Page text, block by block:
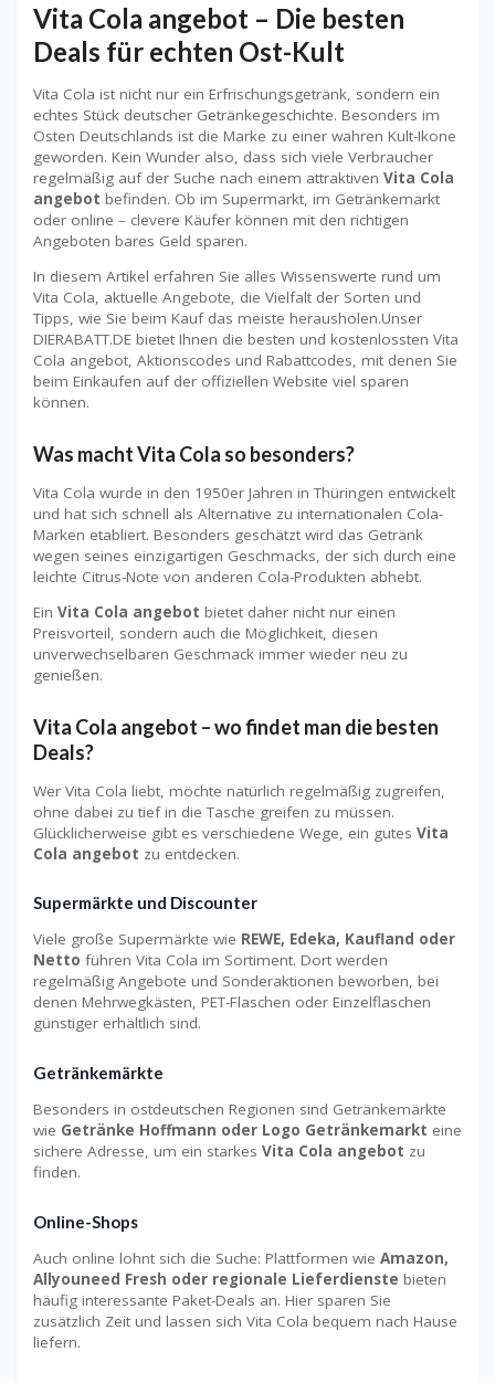
Vita Cola angebot – Die besten
Deals für echten Ost-Kult
Vita Cola ist nicht nur ein Erfrischungsgetränk, sondern ein
echtes Stück deutscher Getränkegeschichte. Besonders im
Osten Deutschlands ist die Marke zu einer wahren Kult-Ikone
geworden. Kein Wunder also, dass sich viele Verbraucher
regelmäßig auf der Suche nach einem attraktiven Vita Cola
angebot befinden. Ob im Supermarkt, im Getränkemarkt
oder online – clevere Käufer können mit den richtigen
Angeboten bares Geld sparen.
In diesem Artikel erfahren Sie alles Wissenswerte rund um
Vita Cola, aktuelle Angebote, die Vielfalt der Sorten und
Tipps, wie Sie beim Kauf das meiste herausholen.Unser
DIERABATT.DE bietet Ihnen die besten und kostenlossten Vita
Cola angebot, Aktionscodes und Rabattcodes, mit denen Sie
beim Einkaufen auf der offiziellen Website viel sparen
können.
Was macht Vita Cola so besonders?
Vita Cola wurde in den 1950er Jahren in Thüringen entwickelt
und hat sich schnell als Alternative zu internationalen Cola-
Marken etabliert. Besonders geschätzt wird das Getränk
wegen seines einzigartigen Geschmacks, der sich durch eine
leichte Citrus-Note von anderen Cola-Produkten abhebt.
Ein Vita Cola angebot bietet daher nicht nur einen
Preisvorteil, sondern auch die Möglichkeit, diesen
unverwechselbaren Geschmack immer wieder neu zu
genießen.
Vita Cola angebot – wo findet man die besten
Deals?
Wer Vita Cola liebt, möchte natürlich regelmäßig zugreifen,
ohne dabei zu tief in die Tasche greifen zu müssen.
Glücklicherweise gibt es verschiedene Wege, ein gutes Vita
Cola angebot zu entdecken.
Supermärkte und Discounter
Viele große Supermärkte wie REWE, Edeka, Kaufland oder
Netto führen Vita Cola im Sortiment. Dort werden
regelmäßig Angebote und Sonderaktionen beworben, bei
denen Mehrwegkästen, PET-Flaschen oder Einzelflaschen
günstiger erhältlich sind.
Getränkemärkte
Besonders in ostdeutschen Regionen sind Getränkemärkte
wie Getränke Hoffmann oder Logo Getränkemarkt eine
sichere Adresse, um ein starkes Vita Cola angebot zu
finden.
Online-Shops
Auch online lohnt sich die Suche: Plattformen wie Amazon,
Allyouneed Fresh oder regionale Lieferdienste bieten
häufig interessante Paket-Deals an. Hier sparen Sie
zusätzlich Zeit und lassen sich Vita Cola bequem nach Hause
liefern.